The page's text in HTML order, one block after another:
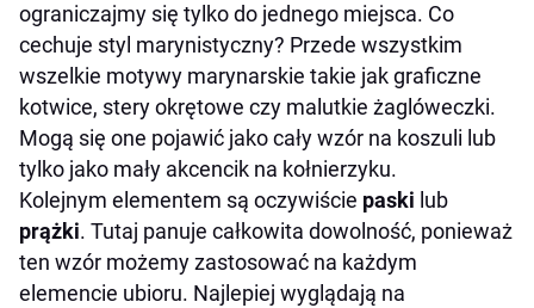
ograniczajmy się tylko do jednego miejsca. Co
cechuje styl marynistyczny? Przede wszystkim
wszelkie motywy marynarskie takie jak graficzne
kotwice, stery okrętowe czy malutkie żaglóweczki.
Mogą się one pojawić jako cały wzór na koszuli lub
tylko jako mały akcencik na kołnierzyku.
Kolejnym elementem są oczywiście paski lub
prążki. Tutaj panuje całkowita dowolność, ponieważ
ten wzór możemy zastosować na każdym
elemencie ubioru. Najlepiej wyglądają na